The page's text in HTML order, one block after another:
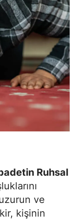
Giresun
Mersin
İstanbul
Ruhsal
ve
kişinin